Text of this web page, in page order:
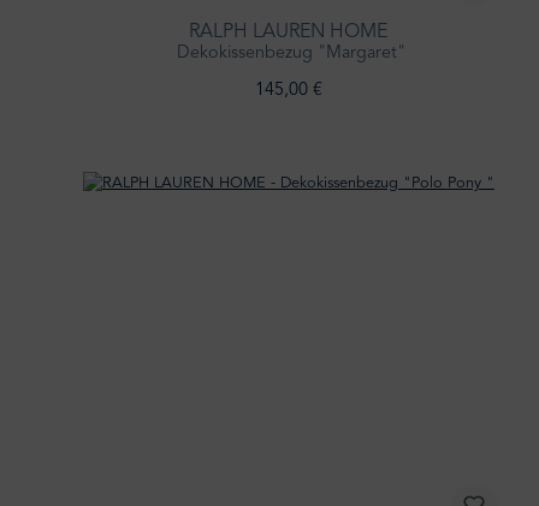
RALPH LAUREN HOME
Dekokissenbezug "Margaret"
145,00 €